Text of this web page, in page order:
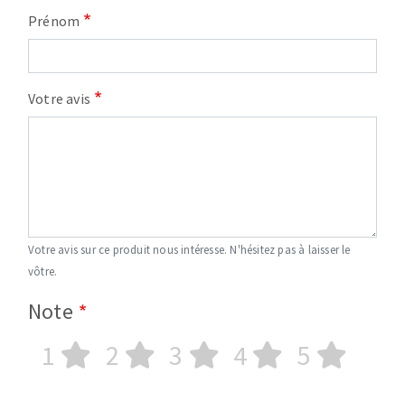
Prénom
Votre avis
Votre avis sur ce produit nous intéresse. N'hésitez pas à laisser le
vôtre.
Note
1 2 3 4 5